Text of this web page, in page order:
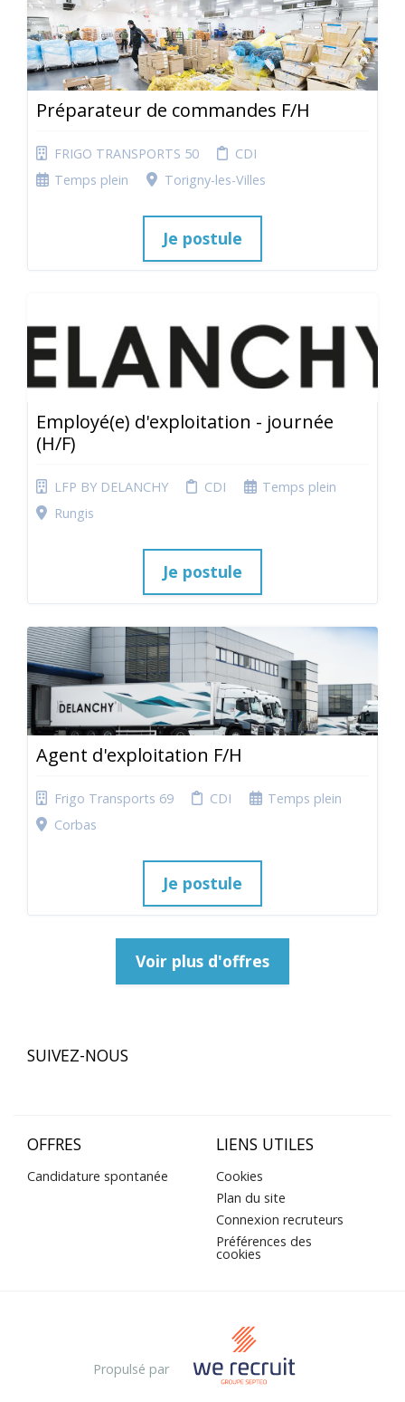
Préparateur de commandes F/H
FRIGO TRANSPORTS 50
CDI
Temps plein
Torigny-les-Villes
Je postule
Employé(e) d'exploitation - journée
(H/F)
LFP BY DELANCHY CDI
Temps plein
Rungis
Je postule
Agent d'exploitation F/H
Frigo Transports 69 CDI
Temps plein
Corbas
Je postule
Voir plus d'offres
SUIVEZ-NOUS
OFFRES
Candidature spontanée
LIENS UTILES
Cookies
Plan du site
Connexion recruteurs
Préférences des
cookies
Propulsé par